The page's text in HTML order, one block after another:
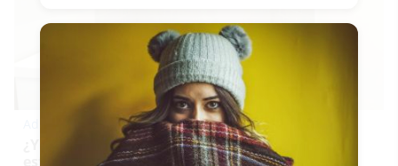
Adiós a la cal del baño
¿Y si pudieras eliminar la cal del baño sin